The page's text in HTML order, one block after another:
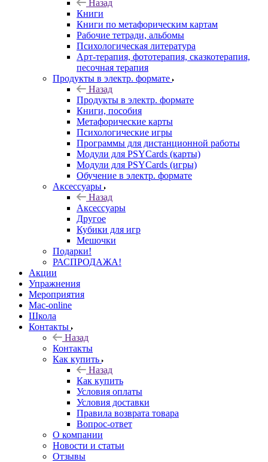
Назад
Книги
Книги по метафорическим картам
Рабочие тетради, альбомы
Психологическая литература
Арт-терапия, фототерапия, сказкотерапия,
песочная терапия
Продукты в электр. формате
Назад
Продукты в электр. формате
Книги, пособия
Метафорические карты
Психологические игры
Программы для дистанционной работы
Модули для PSYCards (карты)
Модули для PSYCards (игры)
Обучение в электр. формате
Аксессуары
Назад
Аксессуары
Другое
Кубики для игр
Мешочки
Подарки!
РАСПРОДАЖА!
Акции
Упражнения
Мероприятия
Mac-online
Школа
Контакты
Назад
Контакты
Как купить
Назад
Как купить
Условия оплаты
Условия доставки
Правила возврата товара
Вопрос-ответ
О компании
Новости и статьи
Отзывы